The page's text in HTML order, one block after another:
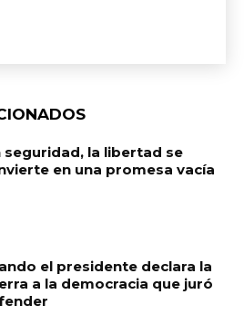
seguridad, la libertad se
en una promesa vacía
el presidente declara la
a la democracia que juró